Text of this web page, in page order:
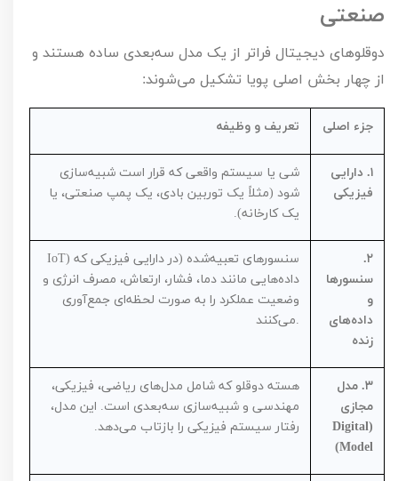
صنعتی
دوقلوهای دیجیتال فراتر از یک مدل سه‌بعدی ساده هستند و
از چهار بخش اصلی پویا تشکیل می‌شوند:
جزء اصلی تعریف و وظیفه
۱. دارایی
فیزیکی
شی یا سیستم واقعی که قرار است شبیه‌سازی
شود (مثلاً یک توربین بادی، یک پمپ صنعتی، یا
یک کارخانه).
۲.
سنسورها
و
داده‌های
زنده
سنسورهای تعبیه‌شده ( IoT) در دارایی فیزیکی که
داده‌هایی مانند دما، فشار، ارتعاش، مصرف انرژی و
وضعیت عملکرد را به صورت لحظه‌ای جمع‌آوری
می‌کنند.
۳. مدل
مجازی
(
Digital
Model
)
هسته دوقلو که شامل مدل‌های ریاضی، فیزیکی،
مهندسی و شبیه‌سازی سه‌بعدی است. این مدل،
رفتار سیستم فیزیکی را بازتاب می‌دهد.